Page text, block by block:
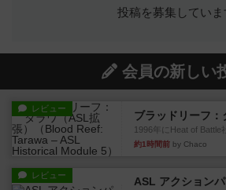
投稿を募集していま
会員の新しい
レビュー
ブラッドリーフ：
1996年にHeat of Battle
約1時間前 by Chaco
レビュー ASL アクション